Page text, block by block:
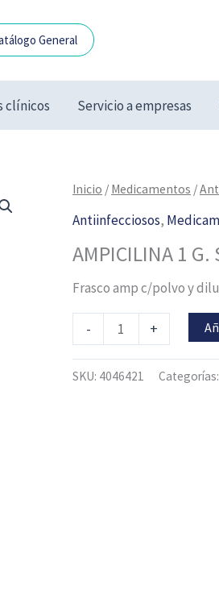
General
clínicos Servicio a empresas
Inicio / Medicamentos /
Antiinfecciosos,
AMPICILINA 1 G.
Frasco amp c/polvo y
-
AMPICILINA
1
SOL.
INY.
cantidad
+
SKU: 4046421 Categorías: